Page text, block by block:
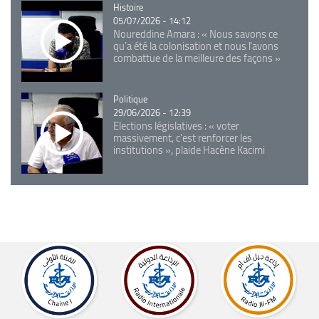
Catégorie
Histoire
05/07/2026 - 14:12
Noureddine Amara : « Nous savons ce
qu’a été la colonisation et nous l’avons
combattue de la meilleure des façons »
Catégorie
Politique
29/06/2026 - 12:39
Elections législatives : « voter
massivement, c'est renforcer les
institutions », plaide Hacène Kacimi